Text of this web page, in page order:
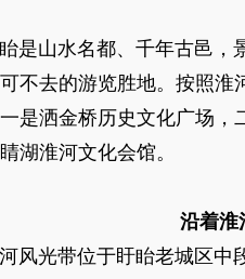
山水名都、千年古邑，
不去的游览胜地。按照淮
是洒金桥历史文化广场，
湖淮河文化会馆。
淮河一路
光带位于盱眙老城区中